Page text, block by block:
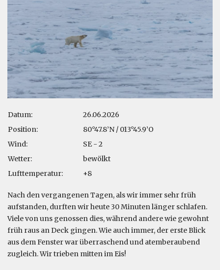
Datum:
26.06.2026
Position:
80°47.8’N / 013°45.9’O
Wind:
SE - 2
Wetter:
bewölkt
Lufttemperatur:
+8
Nach den vergangenen Tagen, als wir immer sehr früh
aufstanden, durften wir heute 30 Minuten länger schlafen.
Viele von uns genossen dies, während andere wie gewohnt
früh raus an Deck gingen. Wie auch immer, der erste Blick
aus dem Fenster war überraschend und atemberaubend
zugleich. Wir trieben mitten im Eis!